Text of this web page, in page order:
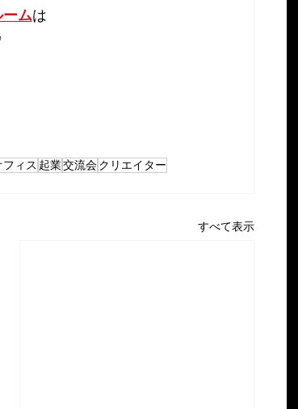
ームは
フィス 起業交流会クリエイター
すべて表示